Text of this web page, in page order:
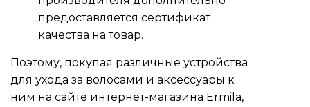
предоставляется сертификат
качества на товар.
Поэтому, покупая различные устройства
для ухода за волосами и аксессуары к
ним на сайте интернет-магазина Ermila,